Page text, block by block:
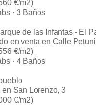
€/m2)
· 3 Baños
de las Infantas - El
en venta en Calle
€/m2)
· 4 Baños
en San Lorenzo, 3
€/m2)